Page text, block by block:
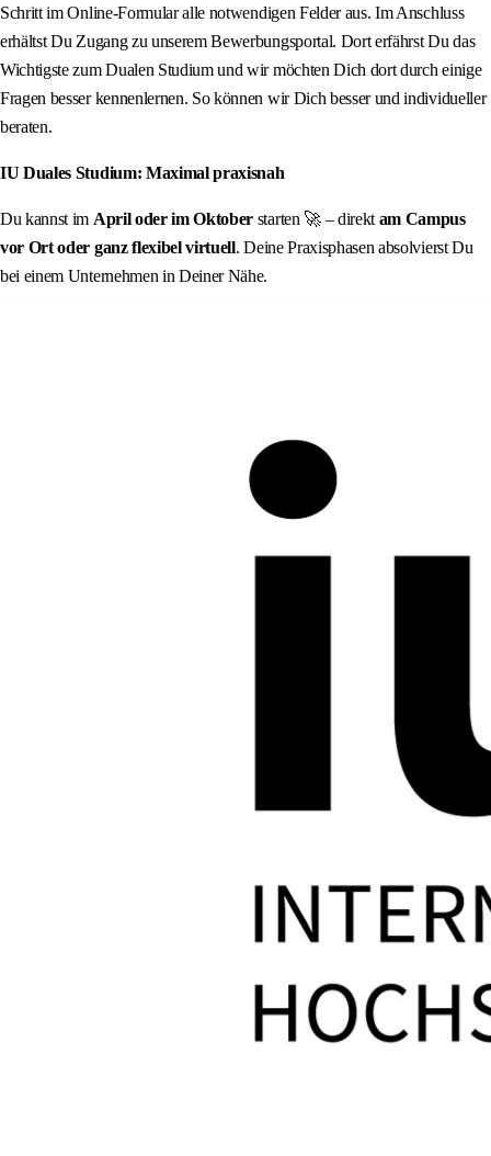
Schritt im Online-Formular alle notwendigen Felder aus. Im Anschluss
erhältst Du Zugang zu unserem Bewerbungsportal. Dort erfährst Du das
Wichtigste zum Dualen Studium und wir möchten Dich dort durch einige
Fragen besser kennenlernen. So können wir Dich besser und individueller
beraten.
IU Duales Studium: Maximal praxisnah
Du kannst im April oder im Oktober starten 🚀 – direkt am Campus
vor Ort oder ganz flexibel virtuell. Deine Praxisphasen absolvierst Du
bei einem Unternehmen in Deiner Nähe.